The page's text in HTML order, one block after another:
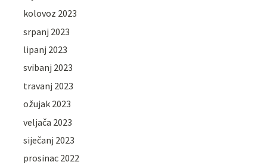
kolovoz 2023
srpanj 2023
lipanj 2023
svibanj 2023
travanj 2023
ožujak 2023
veljača 2023
siječanj 2023
prosinac 2022